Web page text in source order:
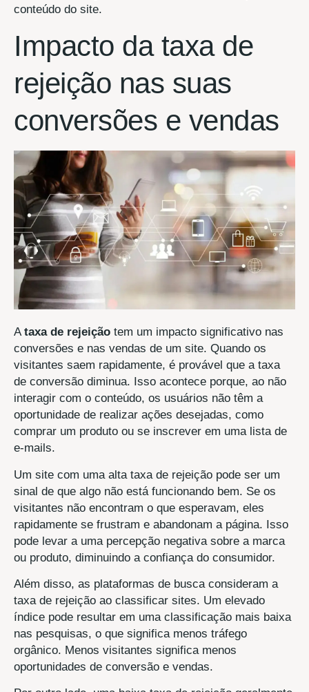
conteúdo do site.
Impacto da taxa de
rejeição nas suas
conversões e vendas
Ataxa de rejeição tem um impacto significativo nas
conversões e nas vendas de um site. Quando os
visitantes saem rapidamente, é provável que a taxa
de conversão diminua. Isso acontece porque, ao não
interagir com o conteúdo, os usuários não têm a
oportunidade de realizar ações desejadas, como
comprar um produto ou se inscrever em uma lista de
e-mails.
Um site com uma alta taxa de rejeição pode ser um
sinal de que algo não está funcionando bem. Se os
visitantes não encontram o que esperavam, eles
rapidamente se frustram e abandonam a página. Isso
pode levar a uma percepção negativa sobre a marca
ou produto, diminuindo a confiança do consumidor.
Além disso, as plataformas de busca consideram a
taxa de rejeição ao classificar sites. Um elevado
índice pode resultar em uma classificação mais baixa
nas pesquisas, o que significa menos tráfego
orgânico. Menos visitantes significa menos
oportunidades de conversão e vendas.